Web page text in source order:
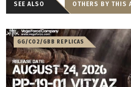
SEE ALSO OTHERS BY THIS
GG/CO2/GBB REPLICAS